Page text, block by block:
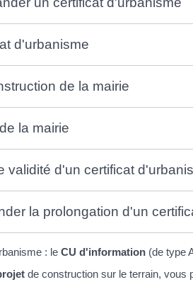
d'urbanisme
de la mairie
la mairie
validité d'un certificat
la prolongation d'un
: le CU d'information (de type
de construction sur le terrain, vous